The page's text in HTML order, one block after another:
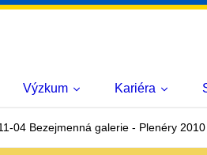
Výzkum Kariéra
04 Bezejmenná galerie - Plenéry 2010